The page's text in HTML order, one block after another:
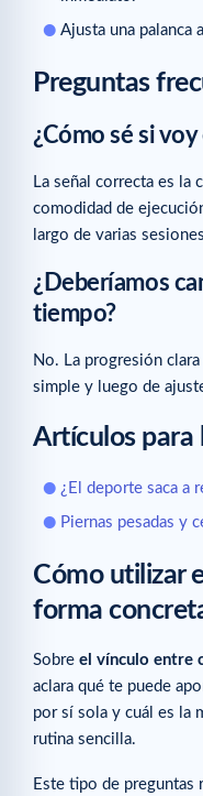
Ajusta una palanca
Preguntas
¿Cómo sé si
La señal correcta es la
comodidad de
largo de varias
¿Deberíamos
tiempo?
No. La progresión
simple y luego de
Artículos para
¿El deporte saca a
Piernas pesadas y
Cómo utilizar
forma
Sobre el vínculo entre
aclara qué te puede
por sí sola y cuál es la
rutina sencilla.
Este tipo de preguntas